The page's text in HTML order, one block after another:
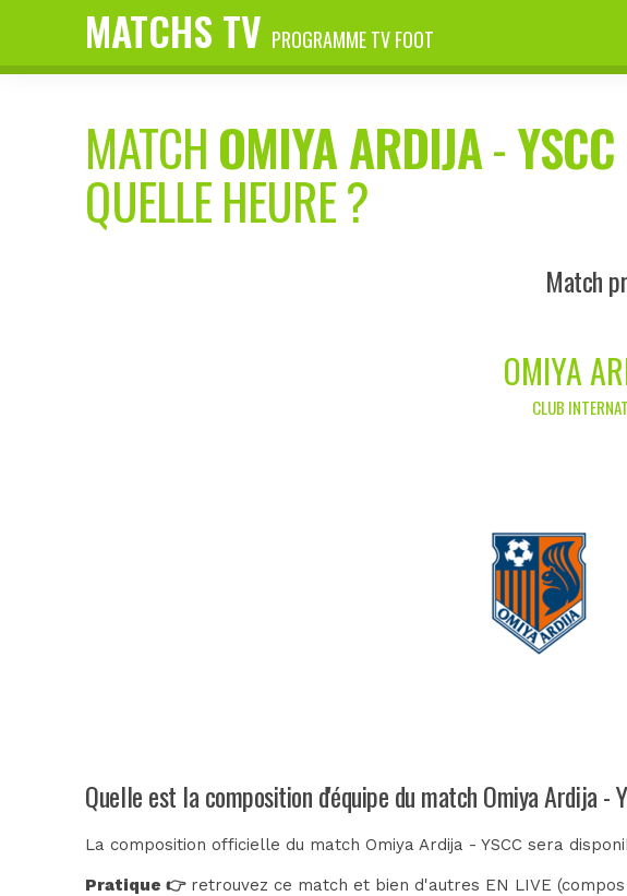
MATCHS TV PROGRAMME TV FOOT
MATCHOMIYA ARDIJA-YSCC
QUELLE HEURE ?
Match
OMIYA
CLUB
Quelle est la composition d'équipe du match Omiya Ardija -
La composition officielle du match Omiya Ardija - YSCC sera
Pratique 👉retrouvez ce match et bien d'autres EN LIVE